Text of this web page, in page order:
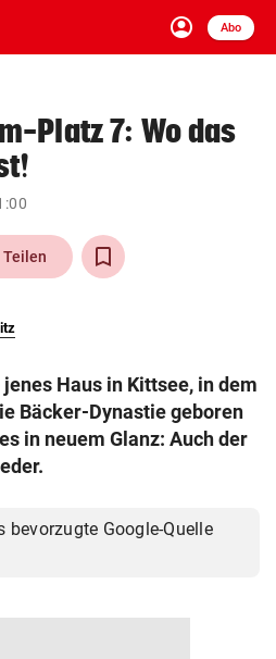
account_circle
Anmelden
Abo
close Schließen
arrow_right
Platz 7: Wo das
Teilen
Haus in Kittsee, in dem
Bäcker-Dynastie geboren
in neuem Glanz: Auch der
bevorzugte Google-Quelle